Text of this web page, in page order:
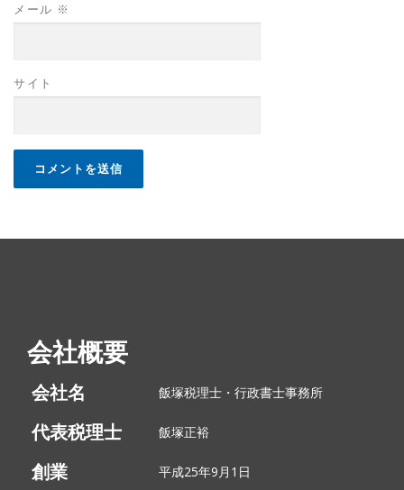
メール ※
サイト
会社概要
会社名 飯塚税理士・行政書士事務所
代表税理士 飯塚正裕
創業 平成25年9月1日